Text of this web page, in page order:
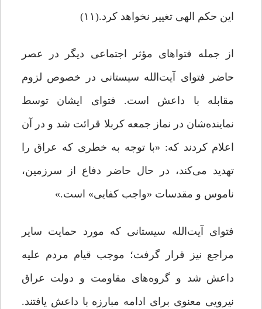
این حکم الهی تغییر نخواهد کرد.(۱۱)
از جمله فتواهای مؤثر اجتماعی دیگر در عصر
حاضر فتوای آیت‌الله سیستانی در خصوص لزوم
مقابله با داعش است. فتوای ایشان توسط
نماینده‌شان در نماز جمعه کربلا قرائت شد و در آن
اعلام کردند که: «با توجه به خطری که عراق را
تهدید می‌کند، در حال حاضر دفاع از سرزمین،
ناموس و مقدسات «واجب کفایی» است.»
فتوای آیت‌الله سیستانی که مورد حمایت سایر
مراجع نیز قرار گرفت؛ موجب قیام مردم علیه
داعش شد و گروه‌های مقاومت و دولت عراق
نیرویی معنوی برای ادامه مبارزه با داعش یافتند.